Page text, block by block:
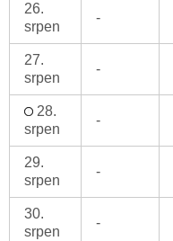
26.
srpen
-
27.
srpen
-
28.
srpen
-
29.
srpen
-
30.
srpen
-